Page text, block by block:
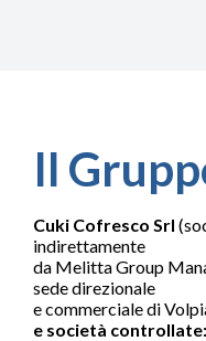
Il
Cuki Cofresco Srl
indirettamente
da Melitta Group
sede direzionale
e commerciale di
e società controllate: